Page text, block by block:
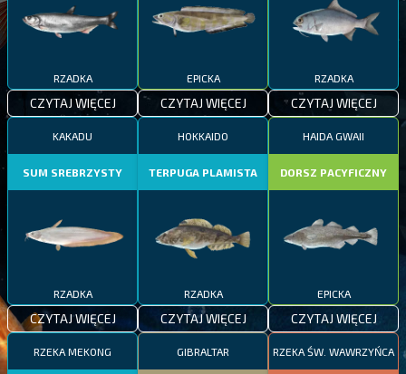
RZADKA
CZYTAJ WIĘCEJ
EPICKA
CZYTAJ WIĘCEJ
RZADKA
CZYTAJ WIĘCEJ
KAKADU
SUM SREBRZYSTY
RZADKA
CZYTAJ WIĘCEJ
HOKKAIDO
TERPUGA PLAMISTA
RZADKA
CZYTAJ WIĘCEJ
HAIDA GWAII
DORSZ PACYFICZNY
EPICKA
CZYTAJ WIĘCEJ
RZEKA MEKONG GIBRALTAR RZEKA ŚW. WAWRZYŃCA